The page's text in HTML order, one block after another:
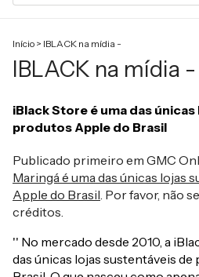
Início > IBLACK na mídia -
IBLACK na mídia -
iBlack Store é uma das
produtos Apple do Brasil
Publicado primeiro em GMC
Maringá é uma das únicas lojas
Apple do Brasil. Por favor, não
créditos.
'' No mercado desde 2010, a
das únicas lojas sustentáveis